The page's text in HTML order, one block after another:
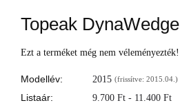
Topeak DynaWedge
Ezt a terméket még nem véleményezték!
Modellév: 2015 (frissítve: 2015.04.)
Listaár: 9.700 Ft - 11.400 Ft